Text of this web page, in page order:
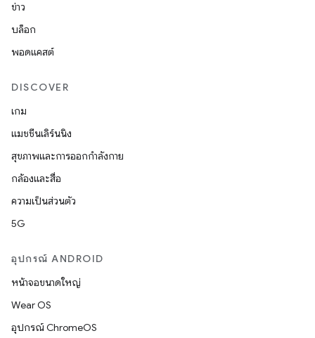
ข่าว
บล็อก
พอดแคสต์
DISCOVER
เกม
แมชชีนเลิร์นนิง
สุขภาพและการออกกำลังกาย
กล้องและสื่อ
ความเป็นส่วนตัว
5G
อุปกรณ์ ANDROID
หน้าจอขนาดใหญ่
Wear OS
อุปกรณ์ ChromeOS